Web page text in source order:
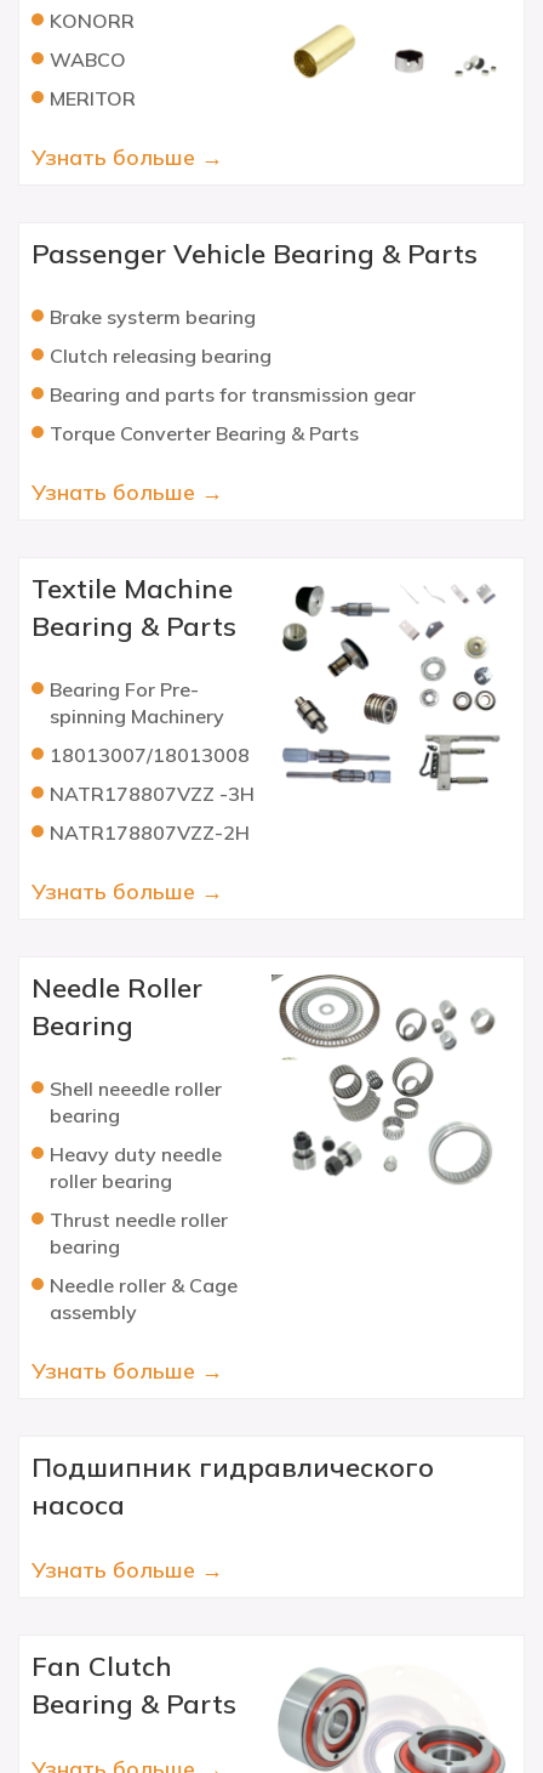
KONORR
WABCO
MERITOR
Узнать больше →
Passenger Vehicle Bearing & Parts
Brake systerm bearing
Clutch releasing bearing
Bearing and parts for transmission gear
Torque Converter Bearing & Parts
Узнать больше →
Textile Machine
Bearing & Parts
Bearing For Pre-
spinning Machinery
18013007/18013008
NATR178807VZZ -3H
NATR178807VZZ-2H
Узнать больше →
Needle Roller
Bearing
Shell neeedle roller
bearing
Heavy duty needle
roller bearing
Thrust needle roller
bearing
Needle roller & Cage
assembly
Узнать больше →
Подшипник гидравлического
насоса
Узнать больше →
Fan Clutch
Bearing & Parts